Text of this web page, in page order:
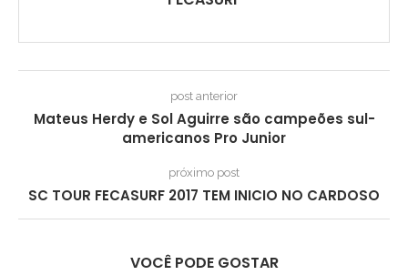
post anterior
Mateus Herdy e Sol Aguirre são campeões sul-
americanos Pro Junior
próximo post
SC TOUR FECASURF 2017 TEM INICIO NO CARDOSO
VOCÊ PODE GOSTAR